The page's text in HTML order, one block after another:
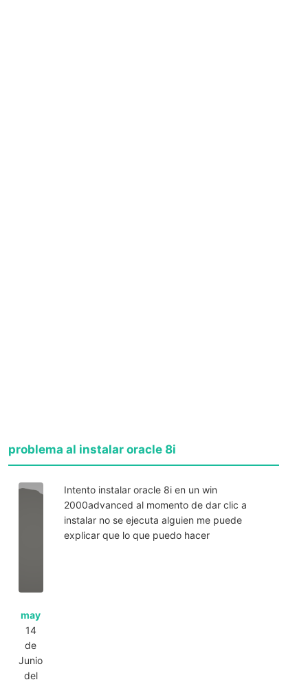
problema al instalar oracle 8i
may
14
de
Junio
del
Intento instalar oracle 8i en un win
2000advanced al momento de dar clic a
instalar no se ejecuta alguien me puede
explicar que lo que puedo hacer